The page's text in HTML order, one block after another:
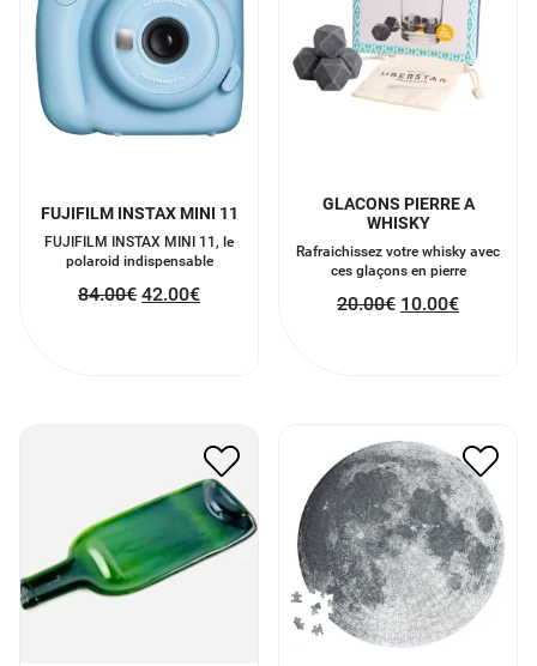
FUJIFILM INSTAX MINI 11
FUJIFILM INSTAX MINI 11, le
polaroid indispensable
84.00€ 42.00€
GLACONS PIERRE A
WHISKY
Rafraichissez votre whisky avec
ces glaçons en pierre
20.00€ 10.00€
22.00€ 11.00€